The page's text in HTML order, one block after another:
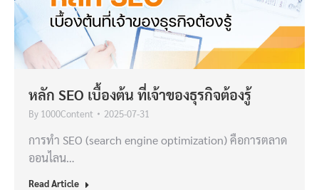
หลัก SEO เบื้องต้น ที่เจ้าของธุรกิจต้องรู้
By 1000Content 2025-07-31
การทำ SEO (search engine optimization) คือการตลาด
ออนไลน…
Read Article